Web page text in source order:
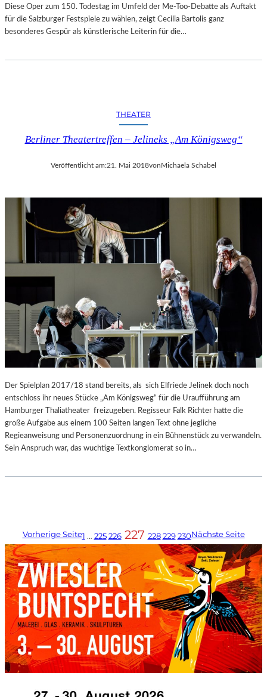
Diese Oper zum 150. Todestag im Umfeld der Me-Too-Debatte als Auftakt
für die Salzburger Festspiele zu wählen, zeigt Cecilia Bartolis ganz
besonderes Gespür als künstlerische Leiterin für die…
THEATER
Berliner Theatertreffen – Jelineks „Am Königsweg“
Veröffentlicht am:21. Mai 2018vonMichaela Schabel
Der Spielplan 2017/18 stand bereits, als sich Elfriede Jelinek doch noch
entschloss ihr neues Stücke „Am Königsweg“ für die Uraufführung am
Hamburger Thaliatheater freizugeben. Regisseur Falk Richter hatte die
große Aufgabe aus einem 100 Seiten langen Text ohne jegliche
Regieanweisung und Personenzuordnung in ein Bühnenstück zu verwandeln.
Sein Anspruch war, das wuchtige Textkonglomerat so in…
Vorherige Seite1 … 225 226 227 228 229 230Nächste Seite